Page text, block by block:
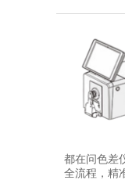
都在问色差
全流程，精